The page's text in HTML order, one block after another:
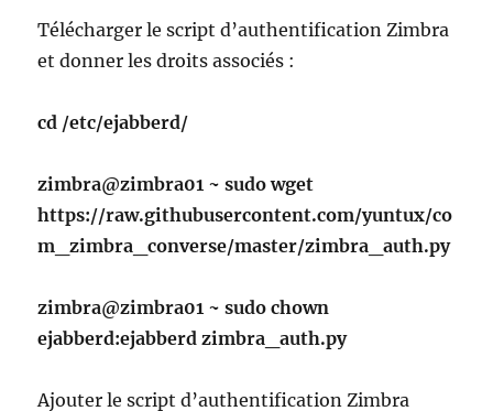
Télécharger le script d’authentification Zimbra
et donner les droits associés :
cd /etc/ejabberd/
zimbra@zimbra01 ~ sudo wget
https://raw.githubusercontent.com/yuntux/co
m_zimbra_converse/master/zimbra_auth.py
zimbra@zimbra01 ~ sudo chown
ejabberd:ejabberd zimbra_auth.py
Ajouter le script d’authentification Zimbra